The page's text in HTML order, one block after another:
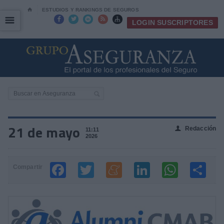
⌂ ESTUDIOS Y RANKINGS DE SEGUROS
     LOGIN SUSCRIPTORES
☰
☰
21 de mayo
11:11
2026
👤 Redacción